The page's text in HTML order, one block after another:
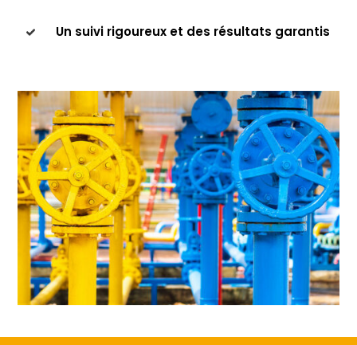
Un suivi rigoureux et des résultats garantis